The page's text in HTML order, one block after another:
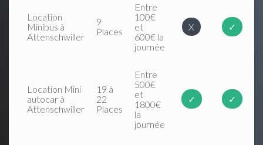
Location
Minibus à
Attenschwiller
9
Places
Entre
100€
et
600€ la
journée
X ✓
Location Mini
autocar à
Attenschwiller
19 à
22
Places
Entre
500€
et
1800€
la
journée
✓ ✓